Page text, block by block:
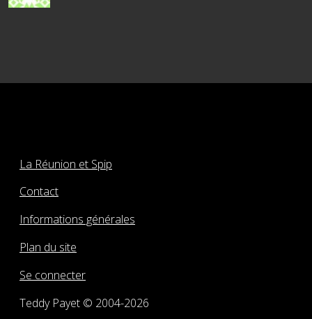
La Réunion et Spip
Contact
Informations générales
Plan du site
Se connecter
Teddy Payet © 2004-2026